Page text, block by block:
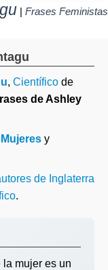
| Frases Feministas
, Científico de
de Ashley
Mujeres y
de Inglaterra
.
la mujer es un